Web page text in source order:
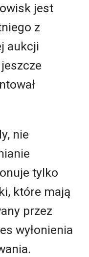
jest
z
aukcji
nie
tylko
które mają
przez
wyłonienia